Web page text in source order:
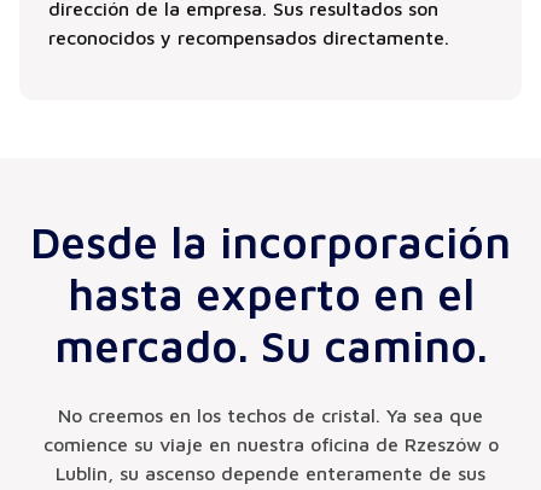
dirección de la empresa. Sus resultados son
reconocidos y recompensados directamente.
Desde la incorporación
hasta experto en el
mercado. Su camino.
No creemos en los techos de cristal. Ya sea que
comience su viaje en nuestra oficina de Rzeszów o
Lublin, su ascenso depende enteramente de sus